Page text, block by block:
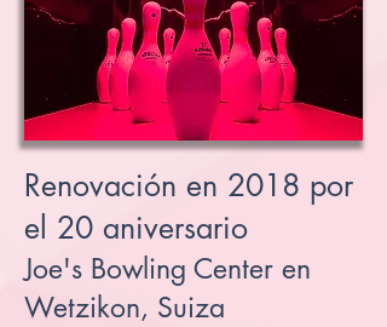
Renovación en 2018 por
el 20 aniversario
Joe's Bowling Center en
Wetzikon, Suiza